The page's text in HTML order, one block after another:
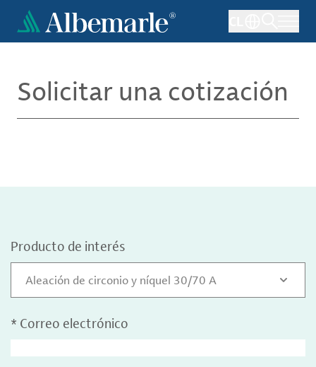
Pasar
contenido
Solicitar una cotización
Producto de interés
Aleación de circonio y níquel 30/70 A
* Correo electrónico